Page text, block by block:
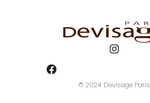
© 2024 Devisage Paris